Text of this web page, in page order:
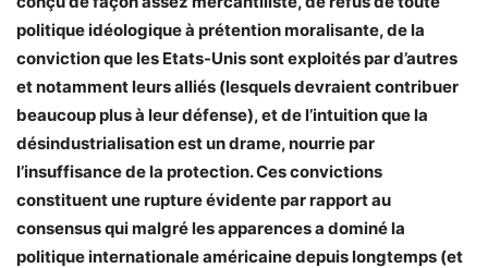
politique idéologique à prétention moralisante, de la
conviction que les Etats-Unis sont exploités par d’autres
et notamment leurs alliés (lesquels devraient contribuer
beaucoup plus à leur défense), et de l’intuition que la
désindustrialisation est un drame, nourrie par
l’insuffisance de la protection. Ces convictions
constituent une rupture évidente par rapport au
consensus qui malgré les apparences a dominé la
politique internationale américaine depuis longtemps (et